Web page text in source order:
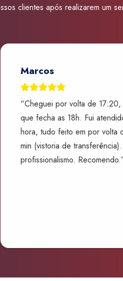
clientes após realizarem um
Marcos
“Cheguei por volta de
que fecha as 18h. Fui
hora, tudo feito em por volta
min (vistoria de
profissionalismo.